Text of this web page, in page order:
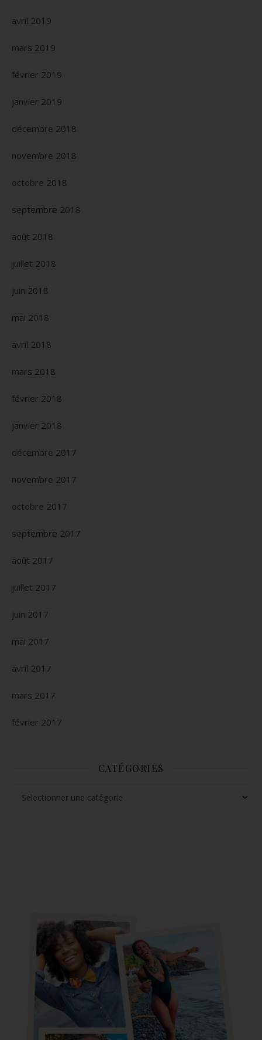
avril 2019
mars 2019
février 2019
janvier 2019
décembre 2018
novembre 2018
octobre 2018
septembre 2018
août 2018
juillet 2018
juin 2018
mai 2018
avril 2018
mars 2018
février 2018
janvier 2018
décembre 2017
novembre 2017
octobre 2017
septembre 2017
août 2017
juillet 2017
juin 2017
mai 2017
avril 2017
mars 2017
février 2017
CATÉGORIES